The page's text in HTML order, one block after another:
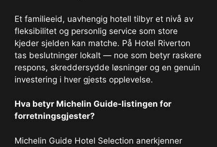
Et familieeid, uavhengig hotell tilbyr et nivå av
fleksibilitet og personlig service som store
kjeder sjelden kan matche. På Hotel Riverton
tas beslutninger lokalt — noe som betyr raskere
respons, skreddersydde løsninger og en genuin
investering i hver gjests opplevelse.
Hva betyr Michelin Guide-listingen for
forretningsgjester?
Michelin Guide Hotel Selection anerkjenner